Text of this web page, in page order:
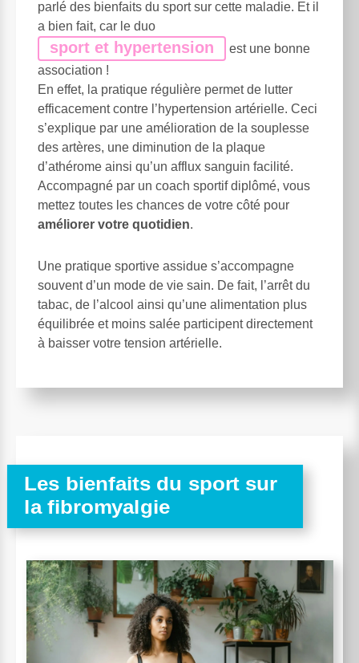
parlé des bienfaits du sport sur cette maladie. Et il
a bien fait, car le duo
sport et hypertension
est une bonne
association !
En effet, la pratique régulière permet de lutter
efficacement contre l’hypertension artérielle. Ceci
s’explique par une amélioration de la souplesse
des artères, une diminution de la plaque
d’athérome ainsi qu’un afflux sanguin facilité.
Accompagné par un coach sportif diplômé, vous
mettez toutes les chances de votre côté pour
améliorer votre quotidien.
Une pratique sportive assidue s’accompagne
souvent d’un mode de vie sain. De fait, l’arrêt du
tabac, de l’alcool ainsi qu’une alimentation plus
équilibrée et moins salée participent directement
à baisser votre tension artérielle.
Les bienfaits du sport sur
la fibromyalgie